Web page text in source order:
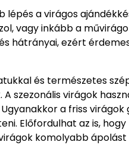
lépés a virágos
vagy inkább a
hátrányai, ezért
és természetes
A szezonális virágok
a friss
Előfordulhat az is,
komolyabb ápolást